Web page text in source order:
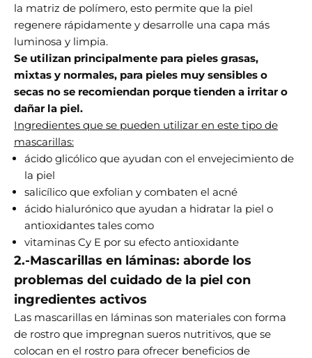
la matriz de polímero, esto permite que la piel
regenere rápidamente y desarrolle una capa más
luminosa y limpia.
Se utilizan principalmente para pieles grasas,
mixtas y normales, para pieles muy sensibles o
secas no se recomiendan porque tienden a irritar o
dañar la piel.
Ingredientes que se pueden utilizar en este tipo de
mascarillas:
ácido glicólico que ayudan con el envejecimiento de
la piel
salicílico que exfolian y combaten el acné
ácido hialurónico que ayudan a hidratar la piel o
antioxidantes tales como
vitaminas Cy E por su efecto antioxidante
2.-Mascarillas en láminas: aborde los
problemas del cuidado de la piel con
ingredientes activos
Las mascarillas en láminas son materiales con forma
de rostro que impregnan sueros nutritivos, que se
colocan en el rostro para ofrecer beneficios de